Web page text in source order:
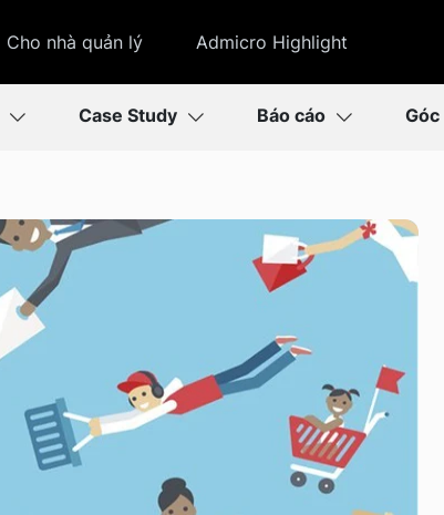
Cho nhà quản lý Admicro Highlight
Case Study Báo cáo Góc